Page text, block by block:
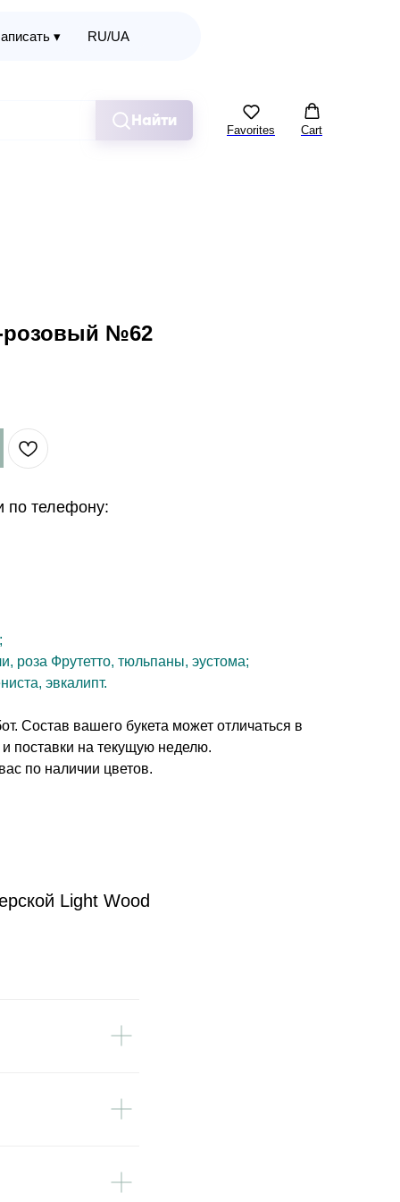
▾ RU/UA
Найти
Favorites Cart
розовый №62
по телефону:
роза Фрутетто, тюльпаны, эустома;
эвкалипт.
Состав вашего букета может отличаться в
поставки на текущую неделю.
по наличии цветов.
Light Wood